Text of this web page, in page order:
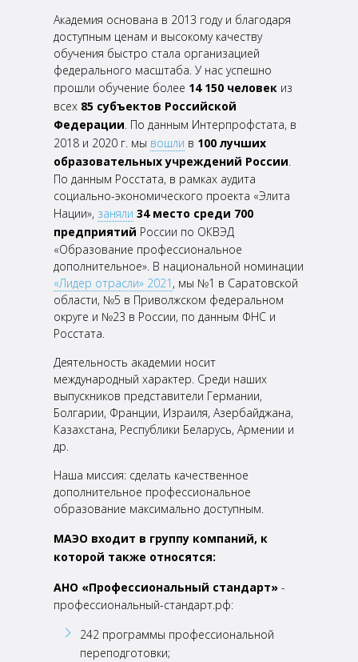
Академия основана в 2013 году и благодаря
доступным ценам и высокому качеству
обучения быстро стала организацией
федерального масштаба. У нас успешно
прошли обучение более 14 150 человек из
всех 85 субъектов Российской
Федерации. По данным Интерпрофстата, в
2018 и 2020 г. мы вошли в 100 лучших
образовательных учреждений России.
По данным Росстата, в рамках аудита
социально-экономического проекта «Элита
Нации», заняли 34 место среди 700
предприятий России по ОКВЭД
«Образование профессиональное
дополнительное». В национальной номинации
«Лидер отрасли» 2021 , мы №1 в Саратовской
области, №5 в Приволжском федеральном
округе и №23 в России, по данным ФНС и
Росстата.
Деятельность академии носит
международный характер. Среди наших
выпускников представители Германии,
Болгарии, Франции, Израиля, Азербайджана,
Казахстана, Республики Беларусь, Армении и
др.
Наша миссия: сделать качественное
дополнительное профессиональное
образование максимально доступным.
МАЭО входит в группу компаний, к
которой также относятся:
АНО «Профессиональный стандарт» -
профессиональный-стандарт.рф:
242 программы профессиональной
переподготовки;